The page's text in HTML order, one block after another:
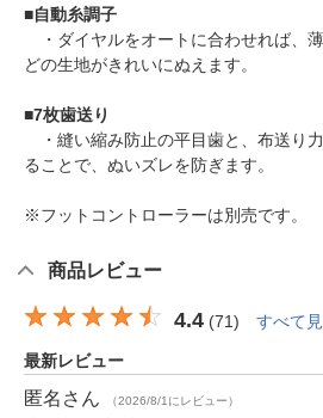
■自動糸調子
・ダイヤルをオートに合わせれば、
どの生地がきれいにぬえます。
■7枚歯送り
・縫い縮み防止の平目歯と、布送り
ることで、ぬいズレを防ぎます。
※フットコントローラーは別売です。
商品レビュー
4.4 (71) すべて
最新レビュー
匿名 さん （2026/8/1にレビュー）